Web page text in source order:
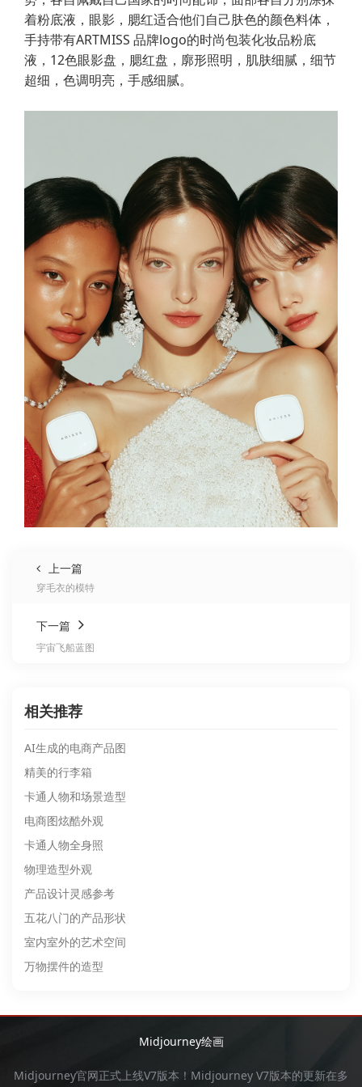
着粉底液，眼影，腮红适合他们自己肤色的颜色料体，
手持带有ARTMISS 品牌logo的时尚包装化妆品粉底
液，12色眼影盘，腮红盘，廓形照明，肌肤细腻，细节
超细，色调明亮，手感细腻。
上一篇
穿毛衣的模特
下一篇
宇宙飞船蓝图
相关推荐
AI生成的电商产品图
精美的行李箱
卡通人物和场景造型
电商图炫酷外观
卡通人物全身照
物理造型外观
产品设计灵感参考
五花八门的产品形状
室内室外的艺术空间
万物摆件的造型
Midjourney绘画
Midjourney官网正式上线V7版本！ Midjourney V7版本的更新在多